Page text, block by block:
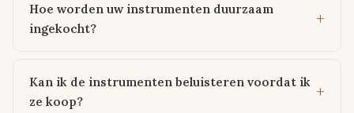
Hoe worden uw instrumenten duurzaam
ingekocht?
Kan ik de instrumenten beluisteren voordat ik
ze koop?